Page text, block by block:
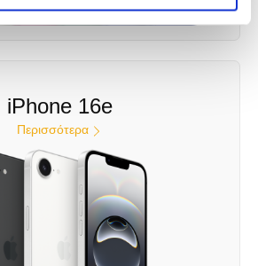
iPhone 16e
Περισσότερα